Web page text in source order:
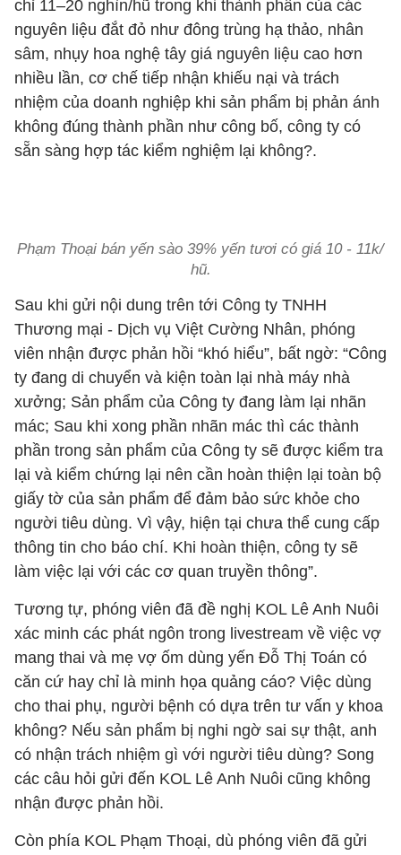
chỉ 11–20 nghìn/hũ trong khi thành phần của các
nguyên liệu đắt đỏ như đông trùng hạ thảo, nhân
sâm, nhụy hoa nghệ tây giá nguyên liệu cao hơn
nhiều lần, cơ chế tiếp nhận khiếu nại và trách
nhiệm của doanh nghiệp khi sản phẩm bị phản ánh
không đúng thành phần như công bố, công ty có
sẵn sàng hợp tác kiểm nghiệm lại không?.
Phạm Thoại bán yến sào 39% yến tươi có giá 10 - 11k/
hũ.
Sau khi gửi nội dung trên tới Công ty TNHH
Thương mại - Dịch vụ Việt Cường Nhân, phóng
viên nhận được phản hồi “khó hiểu”, bất ngờ: “Công
ty đang di chuyển và kiện toàn lại nhà máy nhà
xưởng; Sản phẩm của Công ty đang làm lại nhãn
mác; Sau khi xong phần nhãn mác thì các thành
phần trong sản phẩm của Công ty sẽ được kiểm tra
lại và kiểm chứng lại nên cần hoàn thiện lại toàn bộ
giấy tờ của sản phẩm để đảm bảo sức khỏe cho
người tiêu dùng. Vì vậy, hiện tại chưa thể cung cấp
thông tin cho báo chí. Khi hoàn thiện, công ty sẽ
làm việc lại với các cơ quan truyền thông”.
Tương tự, phóng viên đã đề nghị KOL Lê Anh Nuôi
xác minh các phát ngôn trong livestream về việc vợ
mang thai và mẹ vợ ốm dùng yến Đỗ Thị Toán có
căn cứ hay chỉ là minh họa quảng cáo? Việc dùng
cho thai phụ, người bệnh có dựa trên tư vấn y khoa
không? Nếu sản phẩm bị nghi ngờ sai sự thật, anh
có nhận trách nhiệm gì với người tiêu dùng? Song
các câu hỏi gửi đến KOL Lê Anh Nuôi cũng không
nhận được phản hồi.
Còn phía KOL Phạm Thoại, dù phóng viên đã gửi